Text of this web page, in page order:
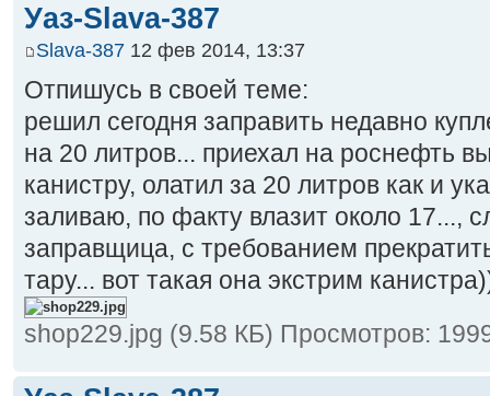
Уаз-Slava-387
Slava-387 12 фев 2014, 13:37
Отпишусь в своей теме:
решил сегодня заправить недавно
на 20 литров... приехал на роснефть
канистру, олатил за 20 литров как и
заливаю, по факту влазит около 17...,
заправщица, с требованием
тару... вот такая она экстрим
shop229.jpg (9.58 КБ) Просмотров: